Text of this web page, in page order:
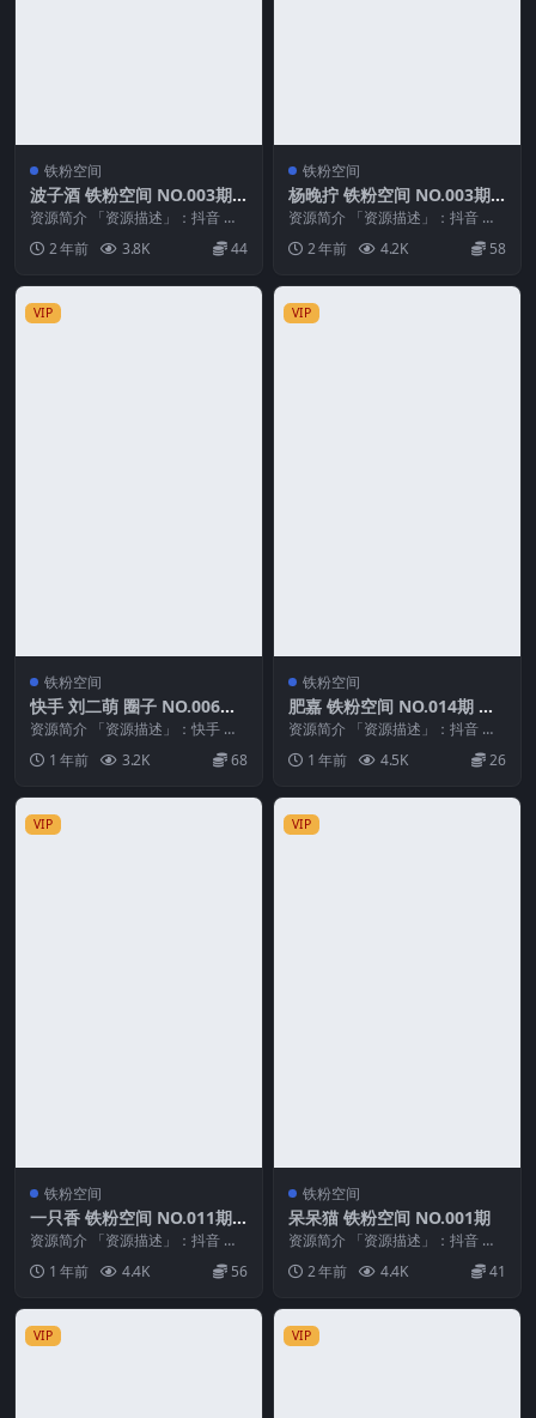
铁粉空间
波子酒 铁粉空间 NO.003期
最新至：2025.1.20
资源简介 「资源描述」：抖音 波
子酒 铁粉空间 NO.003期 【28P4
V】最...
2 年前 3.8K 44
铁粉空间
杨晚拧 铁粉空间 NO.003期
最新至：2024.11.1
资源简介 「资源描述」：抖音 杨
晚拧 铁粉空间 NO.003期 【38P1
V】最...
2 年前 4.2K 58
VIP
铁粉空间
快手 刘二萌 圈子 NO.006期
最新至：2025.2.19
资源简介 「资源描述」：快手 刘
二萌 圈子 NO.006期 【18P】最新
至：2...
1 年前 3.2K 68
VIP
铁粉空间
肥嘉 铁粉空间 NO.014期 最
新至：2025.4.13
资源简介 「资源描述」：抖音 肥
嘉 铁粉空间 NO.014期 【19P】最
新至：...
1 年前 4.5K 26
VIP
铁粉空间
一只香 铁粉空间 NO.011期
最新至：2025.3.12
资源简介 「资源描述」：抖音 一
只香 铁粉空间 NO.011期 【13P6
V】最...
1 年前 4.4K 56
VIP
铁粉空间
呆呆猫 铁粉空间 NO.001期
资源简介 「资源描述」：抖音 呆
呆猫 铁粉空间 NO.001期 【59P3
V】 ...2 年前 4.4K 41
VIP VIP